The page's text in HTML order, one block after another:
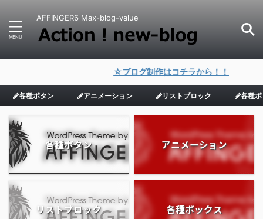
AFFINGER6 Max-blog-value
☆ブログ制作はコチラから！！
各種ボタン アニメーション リストブロック 各種
各種ボタン アニメーション
リストブロック 各種ボックス